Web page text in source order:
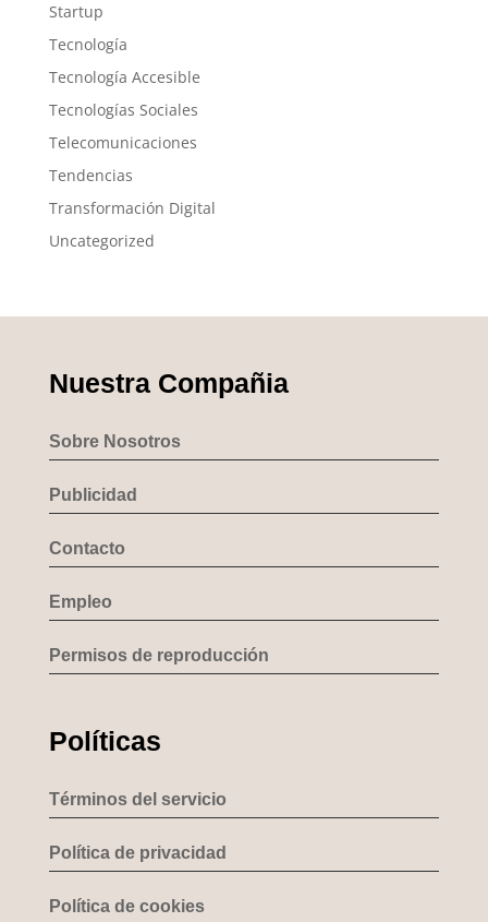
Startup
Tecnología
Tecnología Accesible
Tecnologías Sociales
Telecomunicaciones
Tendencias
Transformación Digital
Uncategorized
Nuestra Compañia
Sobre Nosotros
Publicidad
Contacto
Empleo
Permisos de reproducción
Políticas
Términos del servicio
Política de privacidad
Política de cookies